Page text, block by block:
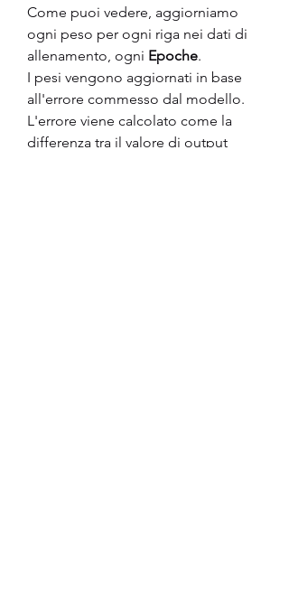
Come puoi vedere, aggiorniamo
ogni peso per ogni riga nei dati di
allenamento, ogni Epoche.
I pesi vengono aggiornati in base
all'errore commesso dal modello.
L'errore viene calcolato come la
differenza tra il valore di output